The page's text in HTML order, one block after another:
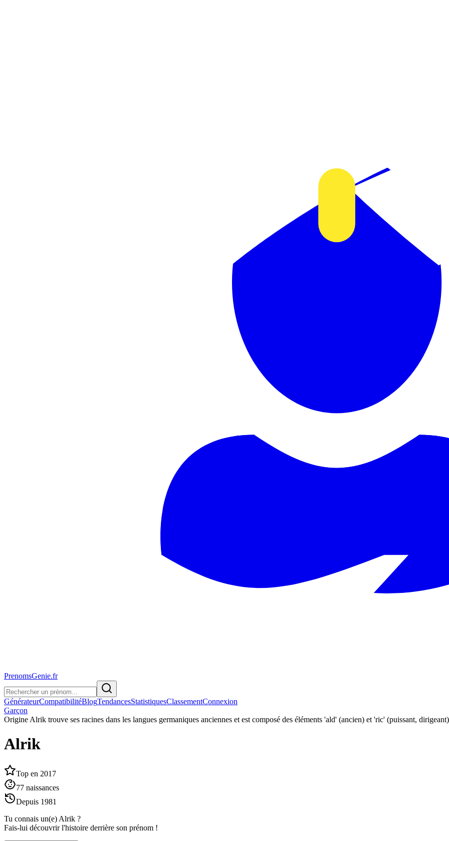
PrenomsGenie.fr
GénérateurCompatibilitéBlogTendancesStatistiquesClassementConnexion
Garçon
Origine Alrik trouve ses racines dans les langues germaniques anciennes et est composé des éléments 'ald' (ancien) et 'ric' (puissant,
Alrik
Top en 2017
77 naissances
Depuis 1981
Tu connais un(e) Alrik ?
Fais-lui découvrir l'histoire derrière son prénom !